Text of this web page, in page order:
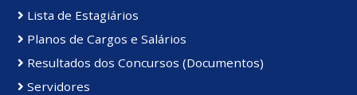
Lista de Estagiários
Planos de Cargos e Salários
Resultados dos Concursos (Documentos)
Servidores